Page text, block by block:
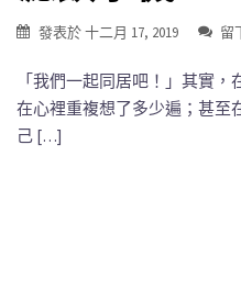
發表於十二月 17, 2019 留
「我們一起同居吧！」其實
在心裡重複想了多少遍；甚至
己 […]